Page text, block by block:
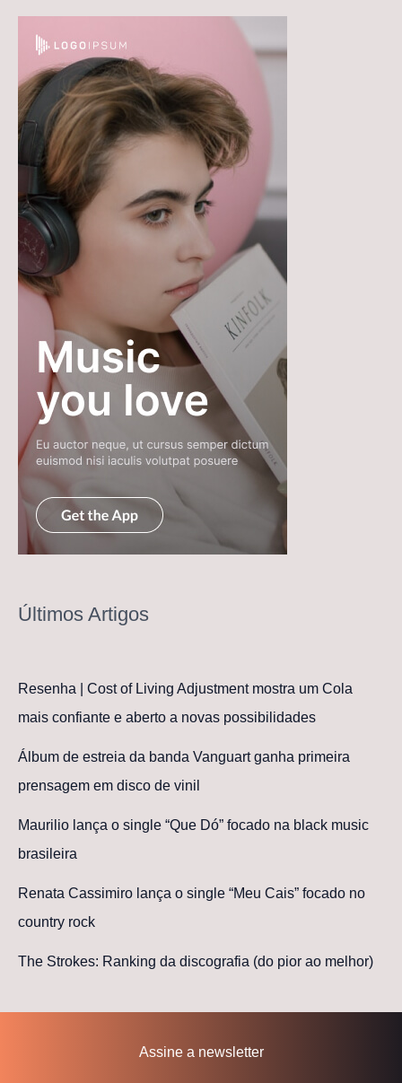
Últimos Artigos
Resenha | Cost of Living Adjustment mostra um Cola
mais confiante e aberto a novas possibilidades
Álbum de estreia da banda Vanguart ganha primeira
prensagem em disco de vinil
Maurilio lança o single “Que Dó” focado na black music
brasileira
Renata Cassimiro lança o single “Meu Cais” focado no
country rock
The Strokes: Ranking da discografia (do pior ao melhor)
Assine a newsletter